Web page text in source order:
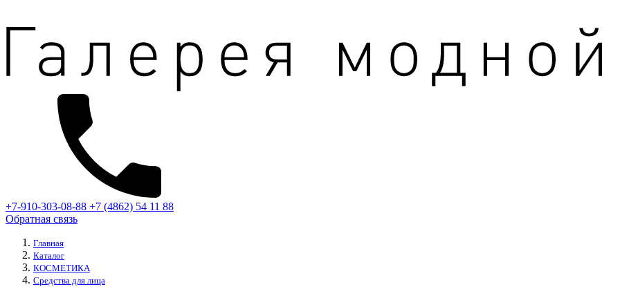
+7-910-303-08-88 +7 (4862) 54 11 88
Обратная связь
Главная
Каталог
КОСМЕТИКА
Средства для лица